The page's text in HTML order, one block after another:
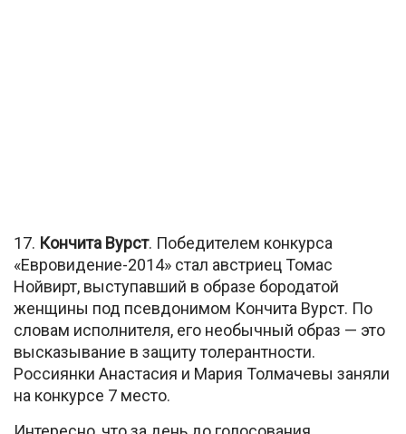
17. Кончита Вурст. Победителем конкурса
«Евровидение-2014» стал австриец Томас
Нойвирт, выступавший в образе бородатой
женщины под псевдонимом Кончита Вурст. По
словам исполнителя, его необычный образ — это
высказывание в защиту толерантности.
Россиянки Анастасия и Мария Толмачевы заняли
на конкурсе 7 место.